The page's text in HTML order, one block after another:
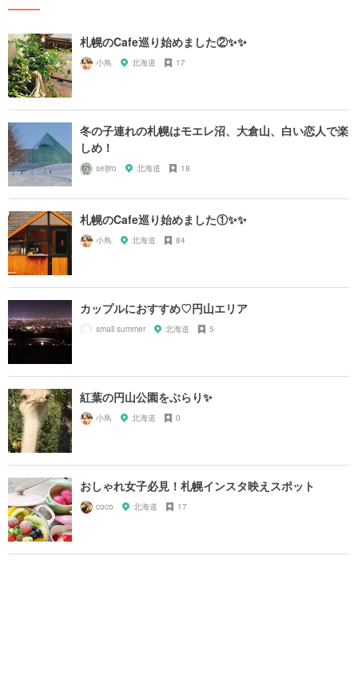
札幌のCafe巡り始めました②✨✨
小鳥 北海道 17
冬の子連れの札幌はモエレ沼、大倉山、白い恋人で楽
しめ！
seijiro 北海道 18
札幌のCafe巡り始めました①✨✨
小鳥 北海道 84
カップルにおすすめ♡円山エリア
small summer 北海道 5
紅葉の円山公園をぶらり✨
小鳥 北海道 0
おしゃれ女子必見！札幌インスタ映えスポット
coco 北海道 17